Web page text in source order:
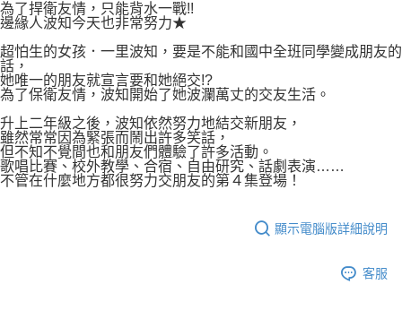
任。
４．使用「AFTEE先享後付」時，將依據個別帳號之用戶狀況，依本公司即
時審查核予不同之上限額度；若仍有額度不足之情形，本公司將視審查結果
請求用戶進行身份認證。
５．嚴禁一人註冊多個帳號或使用他人資訊註冊。若發現惡意使用之情形，
恩沛科技股份有限公司將有權停止該用戶之使用額度並採取法律行動。
每筆NT$100，滿NT$800(含以上)免運費
國家/地區配送 查看運費
為了捍衛友情，只能背水一戰!!
邊緣人波知今天也非常努力★
超怕生的女孩．一里波知，要是不能和國中全班同學變成朋友的
話，
她唯一的朋友就宣言要和她絕交!?
為了保衛友情，波知開始了她波瀾萬丈的交友生活。
升上二年級之後，波知依然努力地結交新朋友，
雖然常常因為緊張而鬧出許多笑話，
但不知不覺間也和朋友們體驗了許多活動。
歌唱比賽、校外教學、合宿、自由研究、話劇表演……
不管在什麼地方都很努力交朋友的第４集登場！
顯示電腦版詳細說明
客服